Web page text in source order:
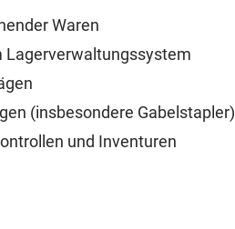
Waren
Lagerverwaltungssystem
(insbesondere Gabelstapler)
und Inventuren